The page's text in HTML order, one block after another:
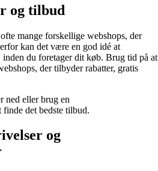
og tilbud
mange forskellige webshops, der
kan det være en god idé at
du foretager dit køb. Brug tid på at
der tilbyder rabatter, gratis
ned eller brug en
det bedste tilbud.
og